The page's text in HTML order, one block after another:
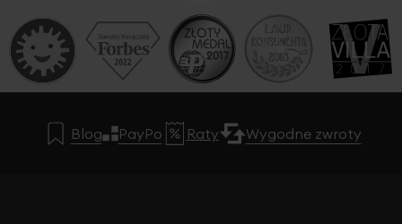
Blog PayPo Raty Wygodne zwroty